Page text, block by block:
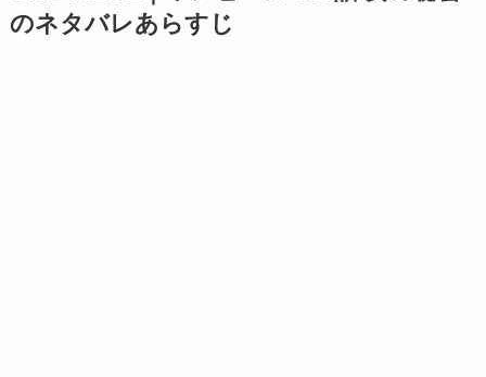
のネタバレあらすじ